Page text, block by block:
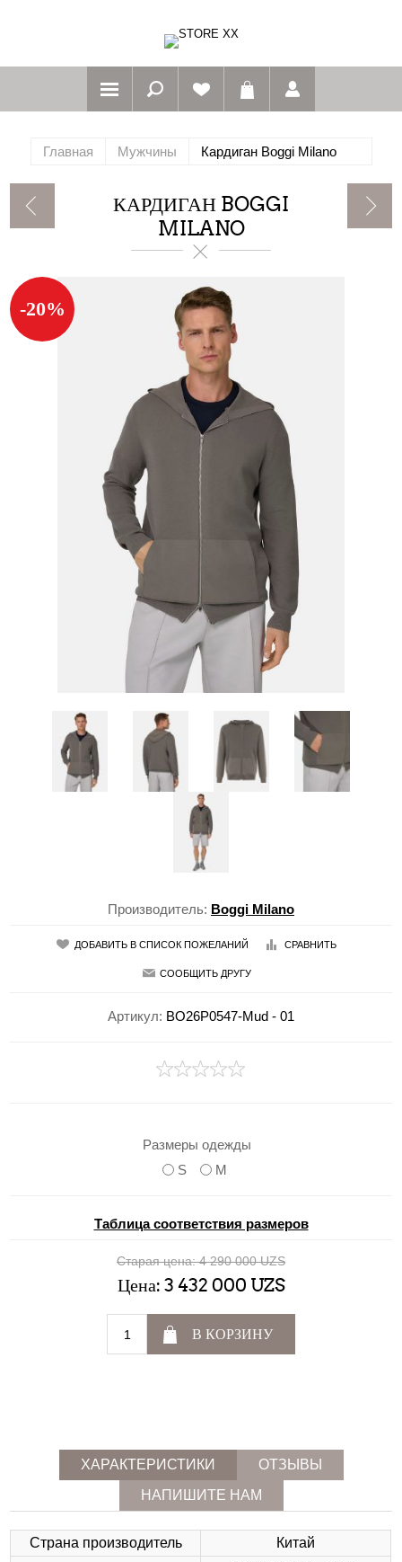
Главная Мужчины Кардиган Boggi Milano
КАРДИГАН BOGGI
MILANO
-20%
Производитель: Boggi Milano
ДОБАВИТЬ В СПИСОК ПОЖЕЛАНИЙ СРАВНИТЬ
СООБЩИТЬ ДРУГУ
Артикул: BO26P0547-Mud - 01
Размеры одежды
S
M
Таблица соответствия размеров
Старая цена: 4 290 000 UZS
Цена: 3 432 000 UZS
В КОРЗИНУ
ХАРАКТЕРИСТИКИ
ОТЗЫВЫ
НАПИШИТЕ НАМ
Страна производитель Китай